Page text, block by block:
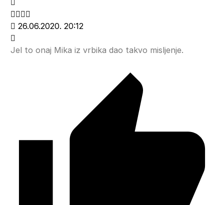
26.06.2020. 20:12
Jel to onaj Mika iz vrbika dao takvo misljenje.